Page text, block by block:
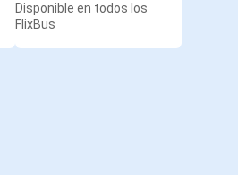
Disponible en todos los
FlixBus